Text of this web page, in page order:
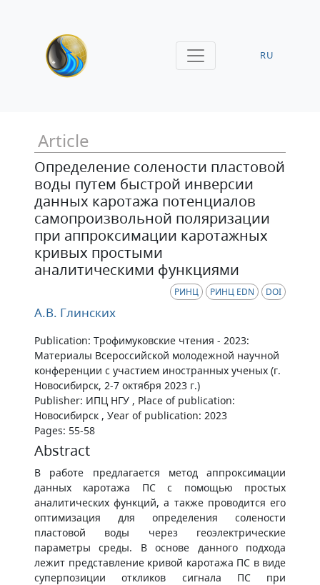
RU
Article
Определение солености пластовой
воды путем быстрой инверсии
данных каротажа потенциалов
самопроизвольной поляризации
при аппроксимации каротажных
кривых простыми
аналитическими функциями
РИНЦ РИНЦ EDN DOI
А.В. Глинских
Publication: Трофимуковские чтения - 2023:
Материалы Всероссийской молодежной научной
конференции с участием иностранных ученых (г.
Новосибирск, 2-7 октября 2023 г.)
Publisher: ИПЦ НГУ , Place of publication:
Новосибирск , Уear of publication: 2023
Pages: 55-58
Abstract
В работе предлагается метод аппроксимации
данных каротажа ПС с помощью простых
аналитических функций, а также проводится его
оптимизация для определения солености
пластовой воды через геоэлектрические
параметры среды. В основе данного подхода
лежит представление кривой каротажа ПС в виде
суперпозиции откликов сигнала ПС при